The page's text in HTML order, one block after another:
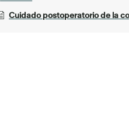
Cuidado postoperatorio de la colocación